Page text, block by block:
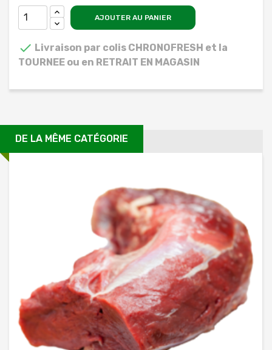
AJOUTER AU PANIER
 Livraison par colis CHRONOFRESH et la
TOURNEE ou en RETRAIT EN MAGASIN
DE LA MÊME CATÉGORIE